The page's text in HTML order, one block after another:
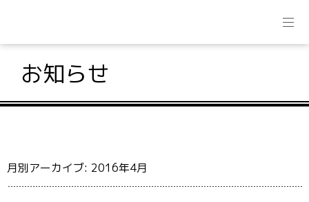
お知らせ
月別アーカイブ: 2016年4月